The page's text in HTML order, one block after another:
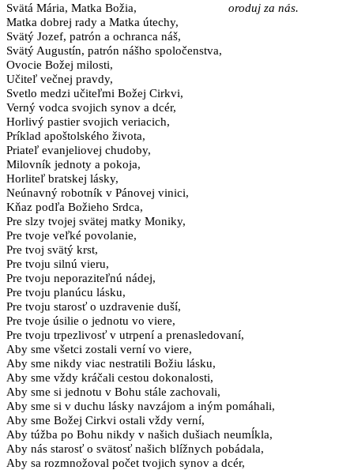
Svätá Mária, Matka Božia, oroduj za nás.
Matka dobrej rady a Matka útechy,
Svätý Jozef, patrón a ochranca náš,
Svätý Augustín, patrón nášho spoločenstva,
Ovocie Božej milosti,
Učiteľ večnej pravdy,
Svetlo medzi učiteľmi Božej Cirkvi,
Verný vodca svojich synov a dcér,
Horlivý pastier svojich veriacich,
Príklad apoštolského života,
Priateľ evanjeliovej chudoby,
Milovník jednoty a pokoja,
Horliteľ bratskej lásky,
Neúnavný robotník v Pánovej vinici,
Kňaz podľa Božieho Srdca,
Pre slzy tvojej svätej matky Moniky,
Pre tvoje veľké povolanie,
Pre tvoj svätý krst,
Pre tvoju silnú vieru,
Pre tvoju neporaziteľnú nádej,
Pre tvoju planúcu lásku,
Pre tvoju starosť o uzdravenie duší,
Pre tvoje úsilie o jednotu vo viere,
Pre tvoju trpezlivosť v utrpení a prenasledovaní,
Aby sme všetci zostali verní vo viere,
Aby sme nikdy viac nestratili Božiu lásku,
Aby sme vždy kráčali cestou dokonalosti,
Aby sme si jednotu v Bohu stále zachovali,
Aby sme si v duchu lásky navzájom a iným pomáhali,
Aby sme Božej Cirkvi ostali vždy verní,
Aby túžba po Bohu nikdy v našich dušiach neumĺkla,
Aby nás starosť o svätosť našich blížnych pobádala,
Aby sa rozmnožoval počet tvojich synov a dcér,